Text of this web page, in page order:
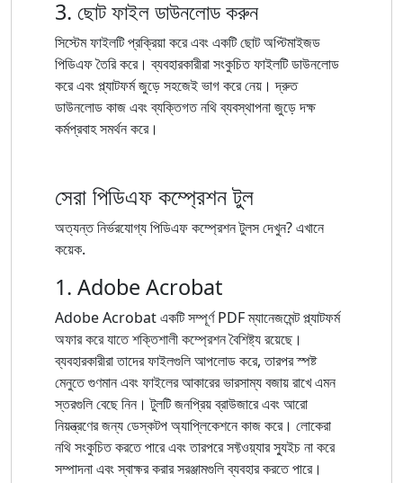
3. ছোট ফাইল ডাউনলোড করুন
সিস্টেম ফাইলটি প্রক্রিয়া করে এবং একটি ছোট অপ্টিমাইজড
পিডিএফ তৈরি করে। ব্যবহারকারীরা সংকুচিত ফাইলটি ডাউনলোড
করে এবং প্ল্যাটফর্ম জুড়ে সহজেই ভাগ করে নেয়। দ্রুত
ডাউনলোড কাজ এবং ব্যক্তিগত নথি ব্যবস্থাপনা জুড়ে দক্ষ
কর্মপ্রবাহ সমর্থন করে।
সেরা পিডিএফ কম্প্রেশন টুল
অত্যন্ত নির্ভরযোগ্য পিডিএফ কম্প্রেশন টুলস দেখুন? এখানে
কয়েক.
1. Adobe Acrobat
Adobe Acrobat একটি সম্পূর্ণ PDF ম্যানেজমেন্ট প্ল্যাটফর্ম
অফার করে যাতে শক্তিশালী কম্প্রেশন বৈশিষ্ট্য রয়েছে।
ব্যবহারকারীরা তাদের ফাইলগুলি আপলোড করে, তারপর স্পষ্ট
মেনুতে গুণমান এবং ফাইলের আকারের ভারসাম্য বজায় রাখে এমন
স্তরগুলি বেছে নিন। টুলটি জনপ্রিয় ব্রাউজারে এবং আরো
নিয়ন্ত্রণের জন্য ডেস্কটপ অ্যাপ্লিকেশনে কাজ করে। লোকেরা
নথি সংকুচিত করতে পারে এবং তারপরে সফ্টওয়্যার স্যুইচ না করে
সম্পাদনা এবং স্বাক্ষর করার সরঞ্জামগুলি ব্যবহার করতে পারে।